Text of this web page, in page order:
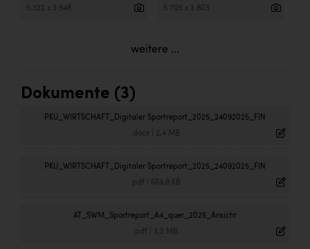
5 322 x 3 548 5 705 x 3 803
weitere ...
Dokumente (3)
PKU_WIRTSCHAFT_Digitaler Sportreport_2025_24092025_FIN
.docx| 2,4 MB
PKU_WIRTSCHAFT_Digitaler Sportreport_2025_24092025_FIN
.pdf 669,8 KB
AT_SWM_Sportreport_A4_quer_2025_Ansicht
.pdf 3,2 MB